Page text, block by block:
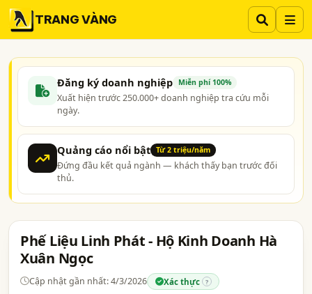
TRANG VÀNG
Đăng ký doanh nghiệp Miễn phí 100%
Xuất hiện trước 250.000+ doanh nghiệp tra cứu mỗi
ngày.
Quảng cáo nổi bật Từ 2 triệu/năm
Đứng đầu kết quả ngành — khách thấy bạn trước đối
thủ.
Phế Liệu Linh Phát - Hộ Kinh Doanh Hà
Xuân Ngọc
Cập nhật gần nhất: 4/3/2026 Xác thực ?